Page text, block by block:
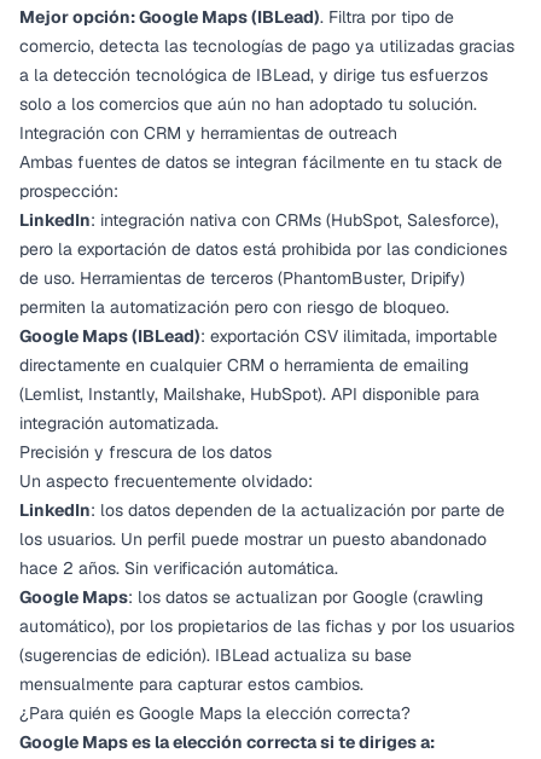
Mejor opción: Google Maps (IBLead). Filtra por tipo de
comercio, detecta las tecnologías de pago ya utilizadas gracias
a la detección tecnológica de IBLead, y dirige tus esfuerzos
solo a los comercios que aún no han adoptado tu solución.
Integración con CRM y herramientas de outreach
Ambas fuentes de datos se integran fácilmente en tu stack de
prospección:
LinkedIn: integración nativa con CRMs (HubSpot, Salesforce),
pero la exportación de datos está prohibida por las condiciones
de uso. Herramientas de terceros (PhantomBuster, Dripify)
permiten la automatización pero con riesgo de bloqueo.
Google Maps (IBLead): exportación CSV ilimitada, importable
directamente en cualquier CRM o herramienta de emailing
(Lemlist, Instantly, Mailshake, HubSpot). API disponible para
integración automatizada.
Precisión y frescura de los datos
Un aspecto frecuentemente olvidado:
LinkedIn: los datos dependen de la actualización por parte de
los usuarios. Un perfil puede mostrar un puesto abandonado
hace 2 años. Sin verificación automática.
Google Maps: los datos se actualizan por Google (crawling
automático), por los propietarios de las fichas y por los usuarios
(sugerencias de edición). IBLead actualiza su base
mensualmente para capturar estos cambios.
¿Para quién es Google Maps la elección correcta?
Google Maps es la elección correcta si te diriges a: